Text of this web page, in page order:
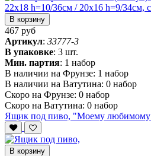
В корзину
467 руб
Артикул: 33777-3
В упаковке: 3 шт.
Мин. партия: 1 набор
В наличии на Фрунзе: 1 набор
В наличии на Ватутина: 0 набор
Скоро на Фрунзе: 0 набор
Скоро на Ватутина: 0 набор
Ящик под пиво, "Моему
В корзину